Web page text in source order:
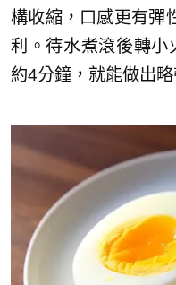
構收縮，口感更有彈
利。待水煮滾後轉小
約4分鐘，就能做出